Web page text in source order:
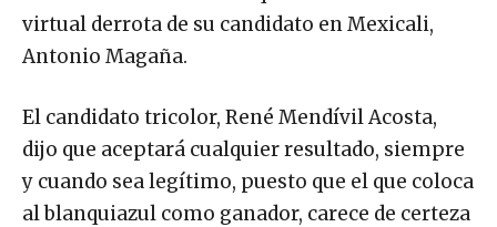
virtual derrota de su candidato en Mexicali,
Antonio Magaña.
El candidato tricolor, René Mendívil Acosta,
dijo que aceptará cualquier resultado, siempre
y cuando sea legítimo, puesto que el que coloca
al blanquiazul como ganador, carece de certeza